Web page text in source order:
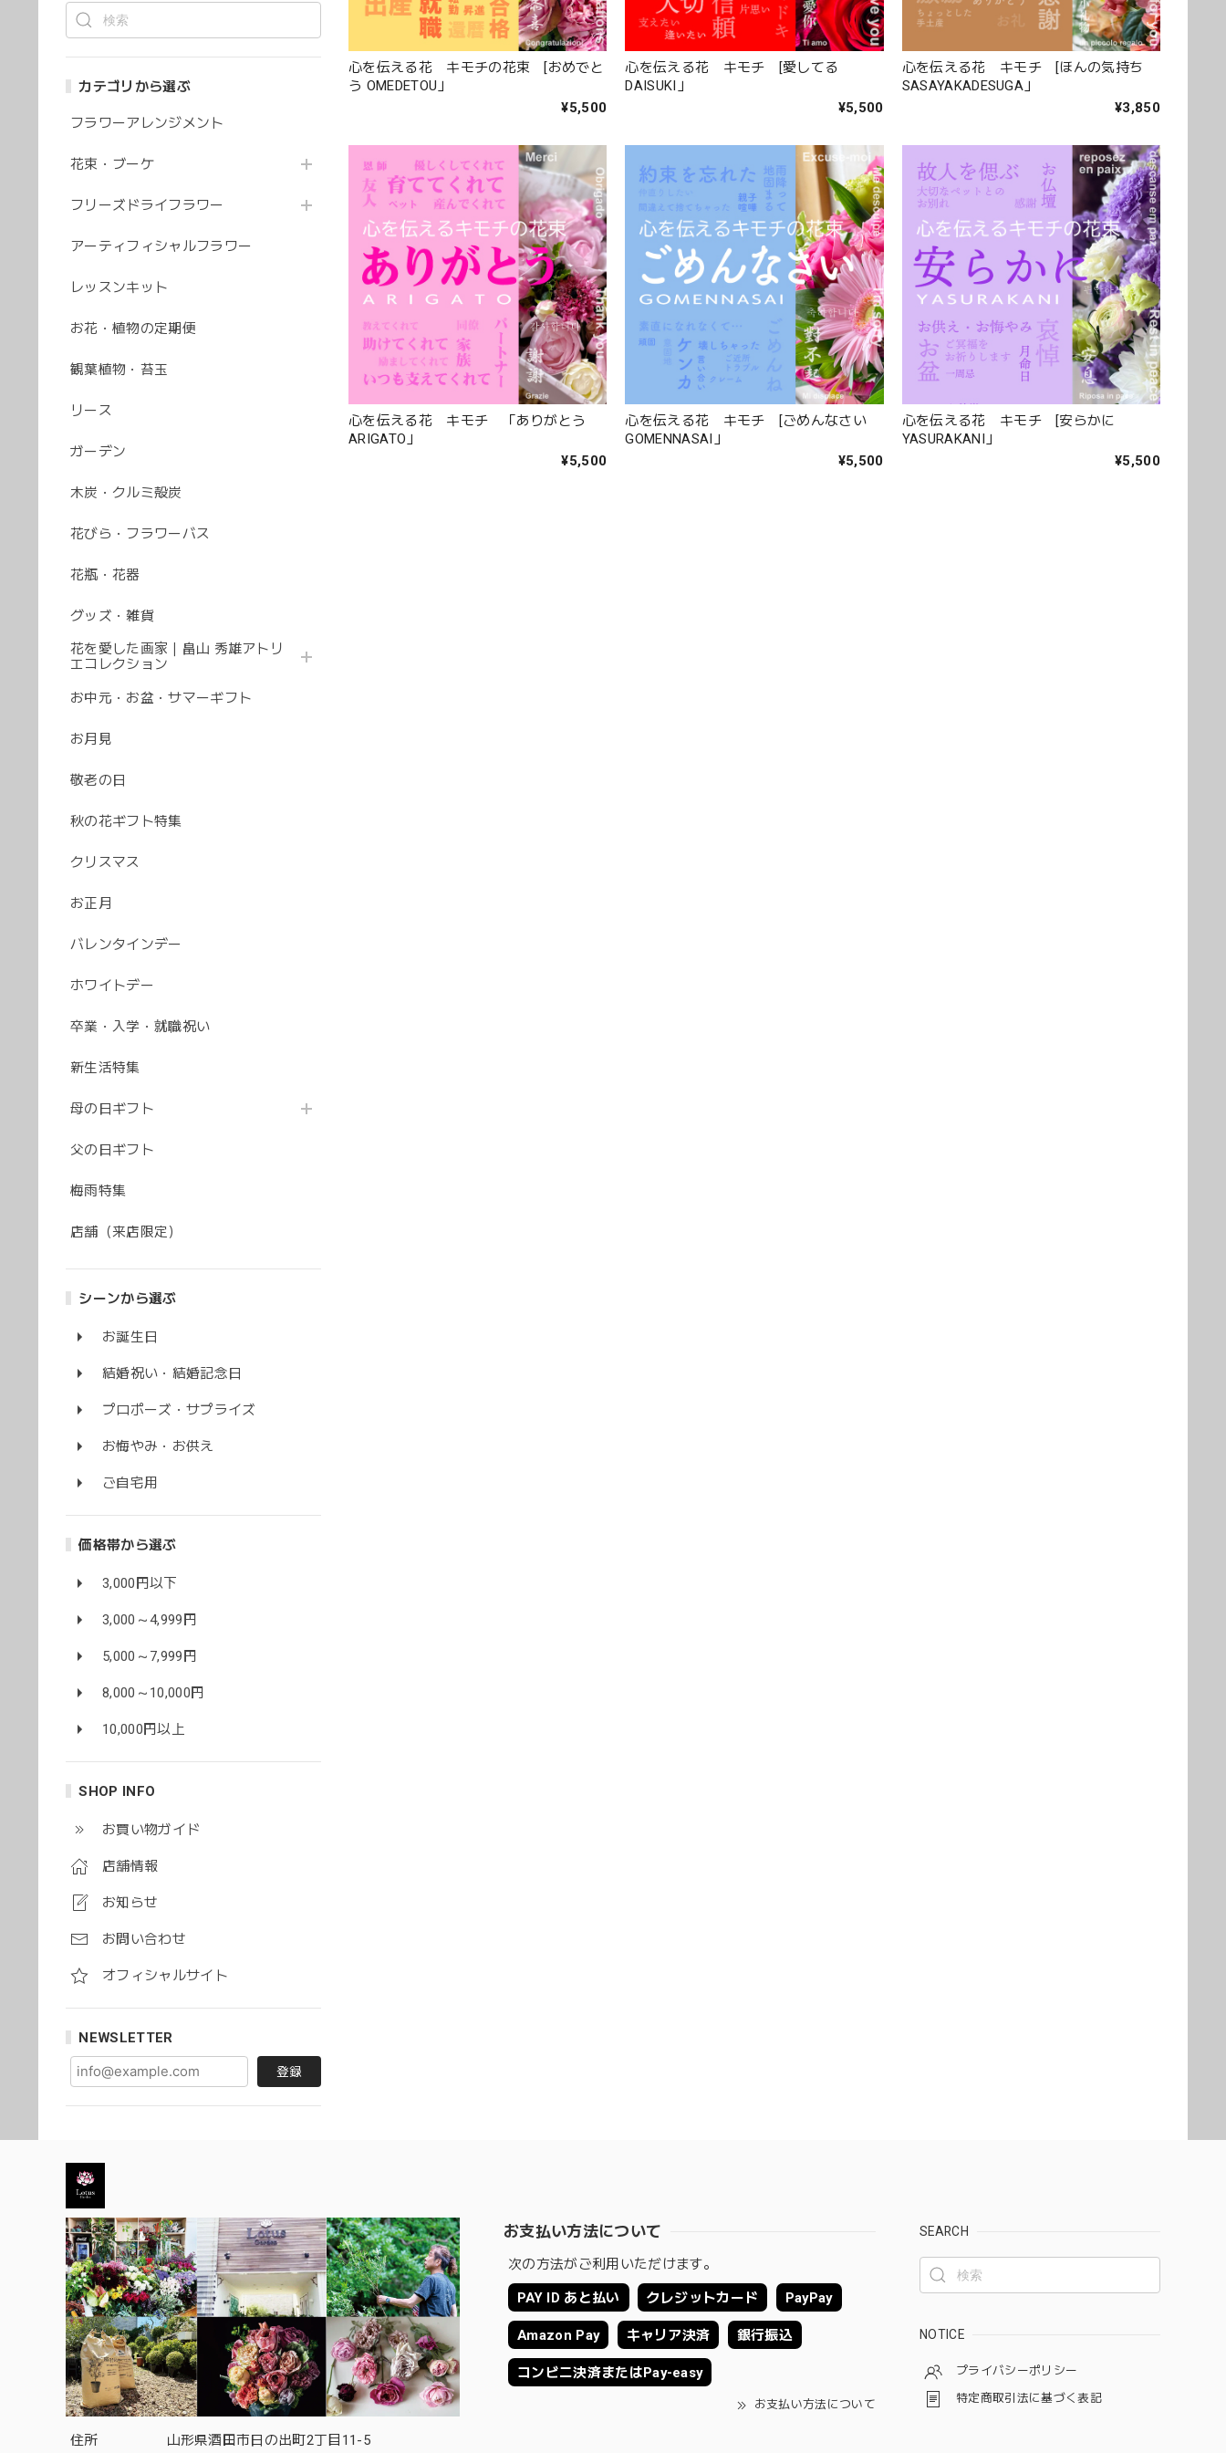
カテゴリから選ぶ
フラワーアレンジメント
花束・ブーケ
フリーズドライフラワー
アーティフィシャルフラワー
レッスンキット
お花・植物の定期便
観葉植物・苔玉
リース
ガーデン
木炭・クルミ殻炭
花びら・フラワーバス
花瓶・花器
グッズ・雑貨
花を愛した画家｜畠山 秀雄アトリ
エコレクション
お中元・お盆・サマーギフト
お月見
敬老の日
秋の花ギフト特集
クリスマス
お正月
バレンタインデー
ホワイトデー
卒業・入学・就職祝い
新生活特集
母の日ギフト
父の日ギフト
梅雨特集
店舗（来店限定）
シーンから選ぶ
お誕生日
結婚祝い・結婚記念日
プロポーズ・サプライズ
お悔やみ・お供え
ご自宅用
価格帯から選ぶ
3,000円以下
3,000～4,999円
5,000～7,999円
8,000～10,000円
10,000円以上
SHOP INFO
お買い物ガイド
店舗情報
お知らせ
お問い合わせ
オフィシャルサイト
NEWSLETTER
登録
心を伝える花 キモチの花束 [おめでと
う OMEDETOU」
¥5,500
心を伝える花 キモチ [愛してる
DAISUKI」
¥5,500
心を伝える花 キモチ [ほんの気持ち
SASAYAKADESUGA」
¥3,850
心を伝える花 キモチ 「ありがとう
ARIGATO」
¥5,500
心を伝える花 キモチ [ごめんなさい
GOMENNASAI」
¥5,500
心を伝える花 キモチ [安らかに
YASURAKANI」
¥5,500
住所
山形県酒田市日の出町2丁目11-5
お支払い方法について
次の方法がご利用いただけます。
PAY ID あと払い クレジットカード PayPay
Amazon Pay キャリア決済 銀行振込
コンビニ決済またはPay-easy
お支払い方法について
SEARCH
NOTICE
プライバシーポリシー
特定商取引法に基づく表記